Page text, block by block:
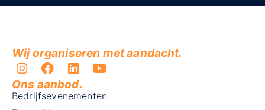
Wij organiseren met aandacht.
Ons aanbod.
Bedrijfsevenementen